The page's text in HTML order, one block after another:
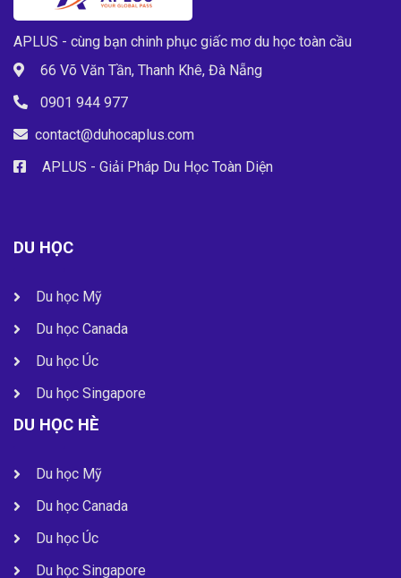
APLUS - cùng bạn chinh phục giấc mơ du học toàn cầu
66 Võ Văn Tần, Thanh Khê, Đà Nẵng
0901 944 977
contact@duhocaplus.com
APLUS - Giải Pháp Du Học Toàn Diện
DU HỌC
Du học Mỹ
Du học Canada
Du học Úc
Du học Singapore
DU HỌC HÈ
Du học Mỹ
Du học Canada
Du học Úc
Du học Singapore